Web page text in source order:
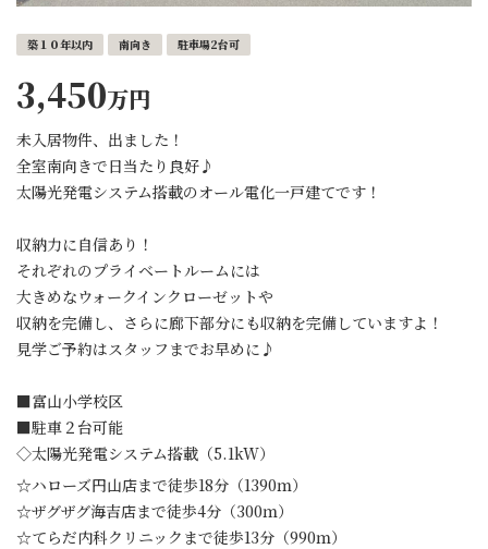
築１０年以内 南向き 駐車場2台可
3,450万円
未入居物件、出ました！
全室南向きで日当たり良好♪
太陽光発電システム搭載のオール電化一戸建てです！
収納力に自信あり！
それぞれのプライベートルームには
大きめなウォークインクローゼットや
収納を完備し、さらに廊下部分にも収納を完備していますよ！
見学ご予約はスタッフまでお早めに♪
■富山小学校区
■駐車２台可能
◇太陽光発電システム搭載（5.1kW）
☆ハローズ円山店まで徒歩18分（1390ｍ）
☆ザグザグ海吉店まで徒歩4分（300ｍ）
☆てらだ内科クリニックまで徒歩13分（990ｍ）